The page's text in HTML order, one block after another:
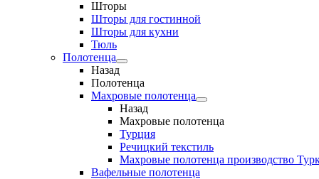
Шторы
Шторы для гостинной
Шторы для кухни
Тюль
Полотенца
Назад
Полотенца
Махровые полотенца
Назад
Махровые полотенца
Турция
Речицкий текстиль
Махровые полотенца производство
Вафельные полотенца